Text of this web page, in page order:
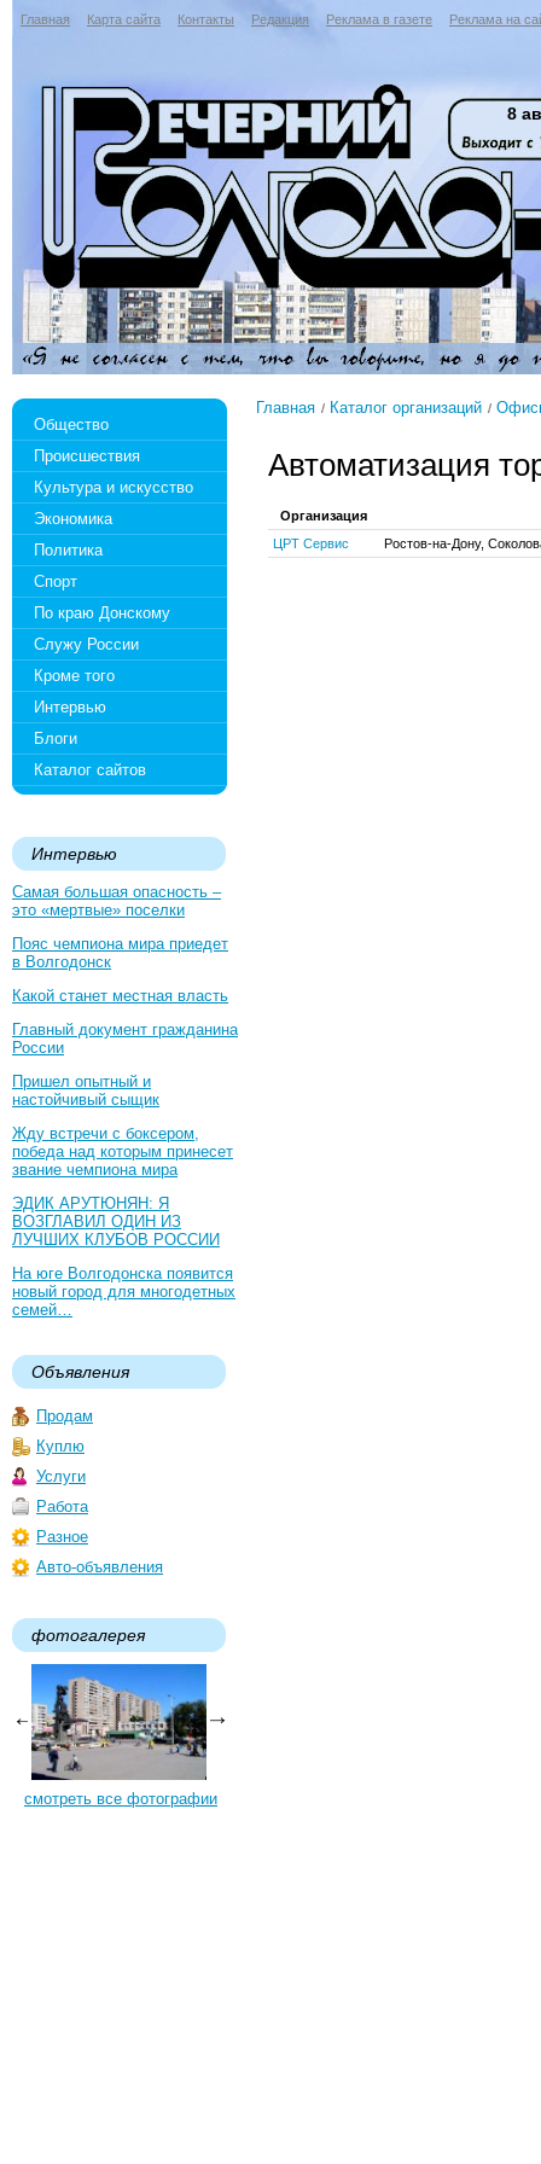
Главная Карта сайта Контакты Редакция Реклама в газете Реклама на
8
Общество
Происшествия
Культура и искусство
Экономика
Политика
Спорт
По краю Донскому
Служу России
Кроме того
Интервью
Блоги
Каталог сайтов
Интервью
Самая большая опасность –
это «мертвые» поселки
Пояс чемпиона мира приедет
в Волгодонск
Какой станет местная власть
Главный документ гражданина
России
Пришел опытный и
настойчивый сыщик
Жду встречи с боксером,
победа над которым принесет
звание чемпиона мира
ЭДИК АРУТЮНЯН: Я
ВОЗГЛАВИЛ ОДИН ИЗ
ЛУЧШИХ КЛУБОВ РОССИИ
На юге Волгодонска появится
новый город для многодетных
семей…
Объявления
Продам
Куплю
Услуги
Работа
Разное
Авто-объявления
фотогалерея
смотреть все фотографии
Главная Каталог организаций
Автоматизация
Организация
ЦРТ Сервис
Ростов-на-Дону,